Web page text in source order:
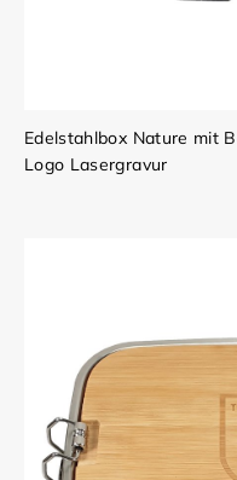
Edelstahlbox Nature mit
Logo Lasergravur